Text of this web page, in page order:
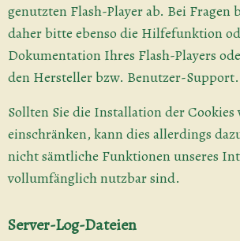
genutzten Flash-Player ab. Bei Fragen
daher bitte ebenso die Hilfefunktion
Dokumentation Ihres Flash-Players
den Hersteller bzw. Benutzer-Support.
Sollten Sie die Installation der
einschränken, kann dies allerdings
nicht sämtliche Funktionen unseres
vollumfänglich nutzbar sind.
Server-Log-Dateien